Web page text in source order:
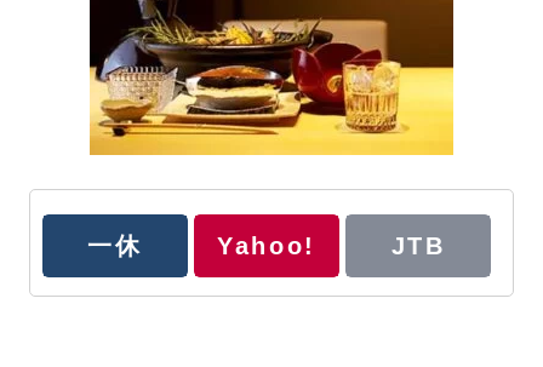
一休 Yahoo! JTB